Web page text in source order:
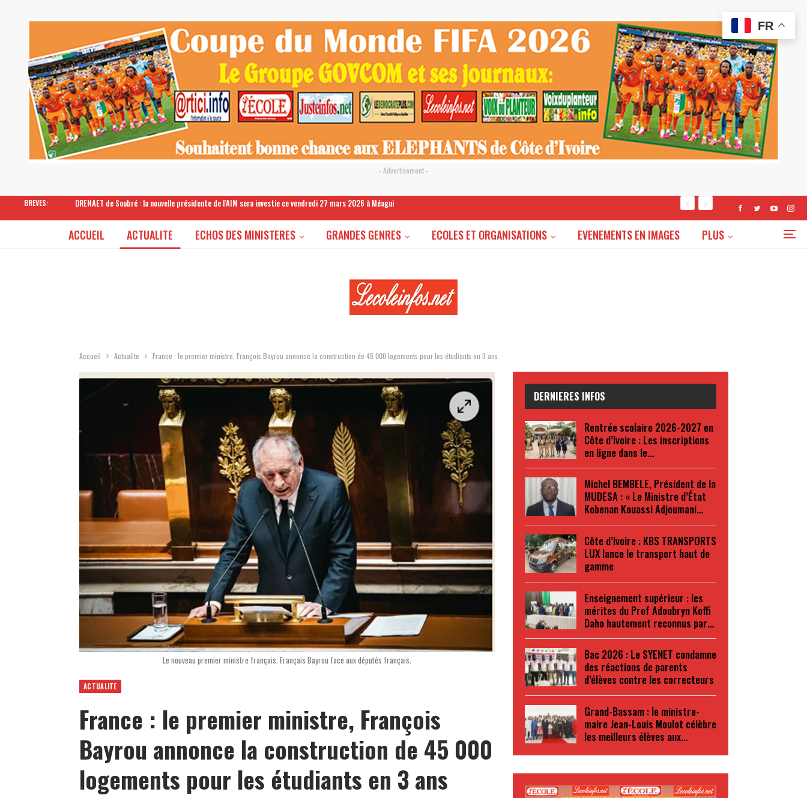
- Advertisement -
BREVES: DRENAET de Soubré : la nouvelle présidente de l’AIM sera investie ce vendredi 27 mars 2026 à Méagui
ACCUEIL ACTUALITE ECHOS DES MINISTERES GRANDES GENRES ECOLES ET ORGANISATIONS EVENEMENTS EN IMAGES PLUS
Accueil Actualite France : le premier ministre, François Bayrou annonce la construction de 45 000 logements pour les étudiants en 3 ans
Le nouveau premier ministre français, Français Bayrou face aux députés français.
ACTUALITE
France : le premier ministre, François
Bayrou annonce la construction de 45 000
logements pour les étudiants en 3 ans
DERNIERES INFOS
Rentrée scolaire 2026-2027 en
Côte d’Ivoire : Les inscriptions
en ligne dans le…
Michel BEMBELE, Président de la
MUDESA : « Le Ministre d’État
Kobenan Kouassi Adjoumani…
Côte d’Ivoire : KBS TRANSPORTS
LUX lance le transport haut de
gamme
Enseignement supérieur : les
mérites du Prof Adoubryn Koffi
Daho hautement reconnus par…
Bac 2026 : Le SYENET condamne
des réactions de parents
d’élèves contre les correcteurs
Grand-Bassam : le ministre-
maire Jean-Louis Moulot célèbre
les meilleurs élèves aux…
FR